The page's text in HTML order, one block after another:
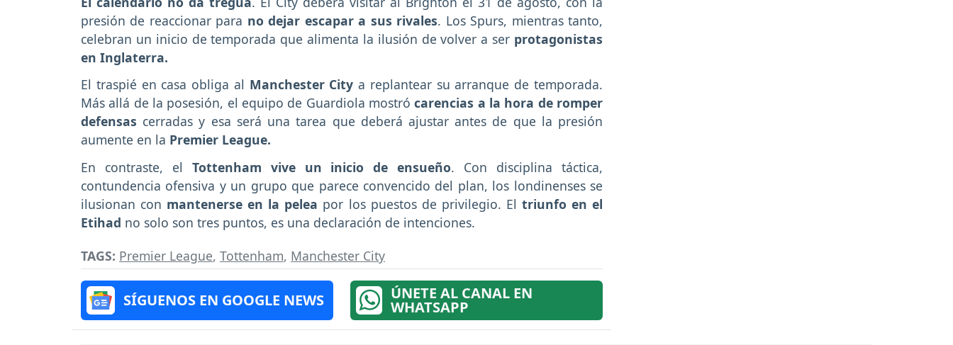
presión de reaccionar para no dejar escapar a sus rivales. Los Spurs, mientras tanto,
celebran un inicio de temporada que alimenta la ilusión de volver a ser protagonistas
en Inglaterra.
El traspié en casa obliga al Manchester City a replantear su arranque de temporada.
Más allá de la posesión, el equipo de Guardiola mostrócarencias a la hora de romper
defensas cerradas y esa será una tarea que deberá ajustar antes de que la presión
aumente en la Premier League.
En contraste, el Tottenham vive un inicio de ensueño. Con disciplina táctica,
contundencia ofensiva y un grupo que parece convencido del plan, los londinenses se
ilusionan con mantenerse en la pelea por los puestos de privilegio. El triunfo en el
Etihad no solo son tres puntos, es una declaración de intenciones.
TAGS: Premier League, Tottenham, Manchester City
SÍGUENOS EN GOOGLE NEWS ÚNETE AL CANAL EN
WHATSAPP